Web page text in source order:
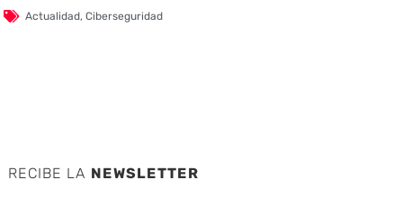
Actualidad,Ciberseguridad
RECIBE LA NEWSLETTER